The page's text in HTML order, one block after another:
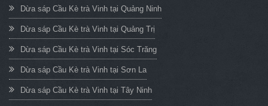
Dừa sáp Cầu Kè trà Vinh tại Quảng Ninh
Dừa sáp Cầu Kè trà Vinh tại Quảng Trị
Dừa sáp Cầu Kè trà Vinh tại Sóc Trăng
Dừa sáp Cầu Kè trà Vinh tại Sơn La
Dừa sáp Cầu Kè trà Vinh tại Tây Ninh